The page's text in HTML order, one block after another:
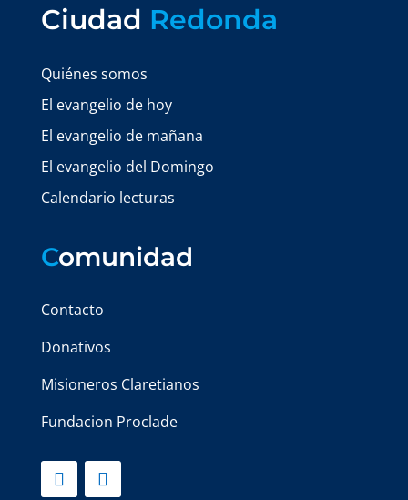
Ciudad Redonda
Quiénes somos
El evangelio de hoy
El evangelio de mañana
El evangelio del Domingo
Calendario lecturas
Comunidad
Contacto
Donativos
Misioneros Claretianos
Fundacion Proclade